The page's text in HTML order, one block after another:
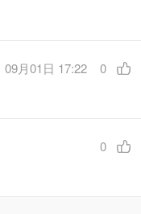
09月01日 17:22 0
0